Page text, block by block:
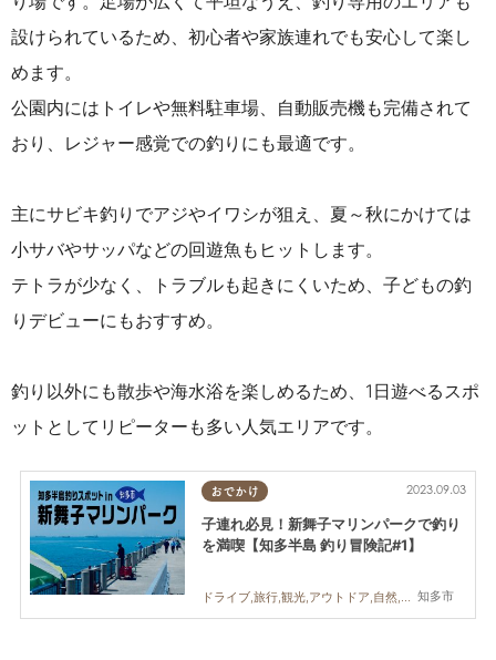
設けられているため、初心者や家族連れでも安心して楽し
めます。
公園内にはトイレや無料駐車場、自動販売機も完備されて
おり、レジャー感覚での釣りにも最適です。
主にサビキ釣りでアジやイワシが狙え、夏～秋にかけては
小サバやサッパなどの回遊魚もヒットします。
テトラが少なく、トラブルも起きにくいため、子どもの釣
りデビューにもおすすめ。
釣り以外にも散歩や海水浴を楽しめるため、1日遊べるスポ
ットとしてリピーターも多い人気エリアです。
おでかけ
知多市
2023.09.03
子連れ必見！新舞子マリンパークで釣り
を満喫【知多半島 釣り冒険記#1】
ドライブ,旅行,観光,アウトドア,自然,家族,おひとりさま